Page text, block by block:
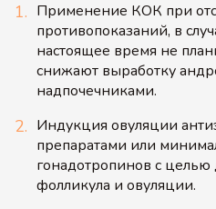
Применение КОК при
противопоказаний, в
настоящее время не
снижают выработку
надпочечниками.
Индукция овуляции
препаратами или
гонадотропинов с целью
фолликула и овуляции.